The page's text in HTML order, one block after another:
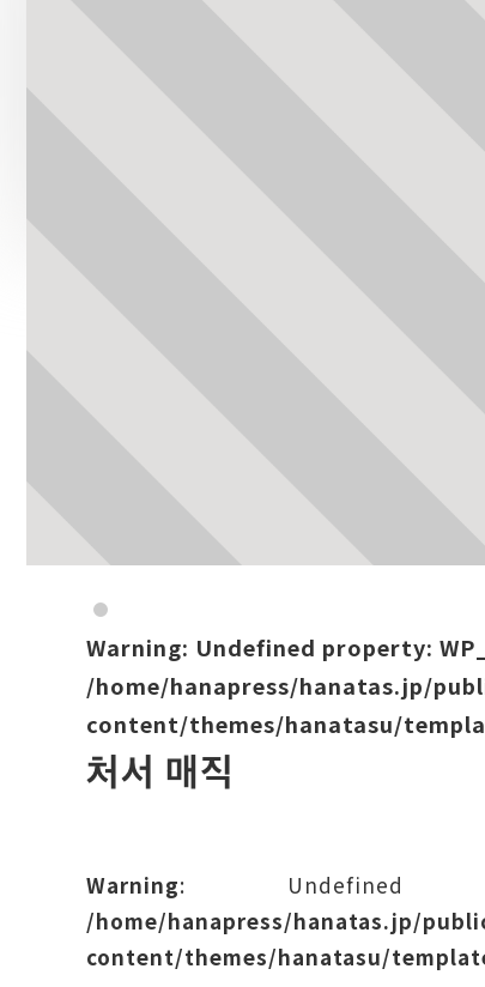
Warning: Undefined property:
/home/hanapress/hanatas.jp/
content/themes/hanatasu/
처서 매직
Warning: Undefined
/home/hanapress/hanatas.jp/
content/themes/hanatasu/